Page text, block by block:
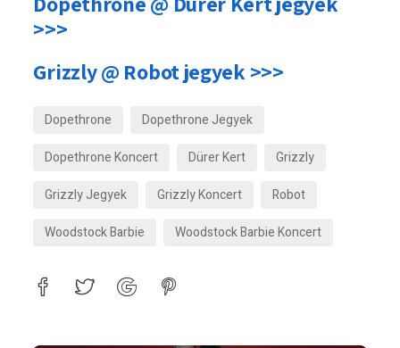
>>>
Grizzly @ Robot jegyek >>>
Dopethrone
Dopethrone Jegyek
Dopethrone Koncert
Dürer Kert
Grizzly
Grizzly Jegyek
Grizzly Koncert
Robot
Woodstock Barbie
Woodstock Barbie Koncert